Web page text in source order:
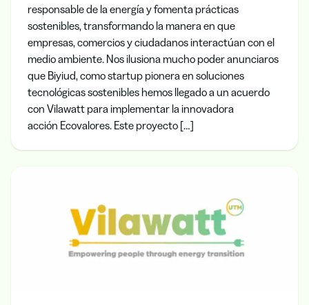
responsable de la energía y fomenta prácticas
sostenibles, transformando la manera en que
empresas, comercios y ciudadanos interactúan con el
medio ambiente. Nos ilusiona mucho poder anunciaros
que Biyiud, como startup pionera en soluciones
tecnológicas sostenibles hemos llegado a un acuerdo
con Vilawatt para implementar la innovadora
acción Ecovalores. Este proyecto […]